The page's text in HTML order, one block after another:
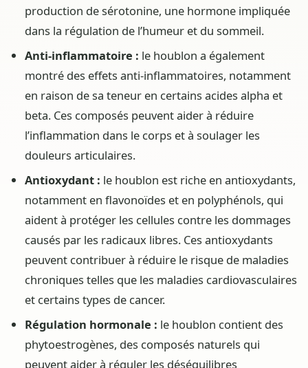
production de sérotonine, une hormone impliquée
dans la régulation de l’humeur et du sommeil.
Anti-inflammatoire : le houblon a également
montré des effets anti-inflammatoires, notamment
en raison de sa teneur en certains acides alpha et
beta. Ces composés peuvent aider à réduire
l’inflammation dans le corps et à soulager les
douleurs articulaires.
Antioxydant : le houblon est riche en antioxydants,
notamment en flavonoïdes et en polyphénols, qui
aident à protéger les cellules contre les dommages
causés par les radicaux libres. Ces antioxydants
peuvent contribuer à réduire le risque de maladies
chroniques telles que les maladies cardiovasculaires
et certains types de cancer.
Régulation hormonale : le houblon contient des
phytoestrogènes, des composés naturels qui
peuvent aider à réguler les déséquilibres